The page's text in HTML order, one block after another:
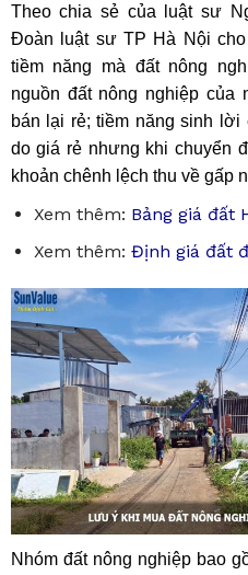
Theo chia sẻ của luật sư
Đoàn luật sư TP Hà Nội
tiềm năng mà đất nông
nguồn đất nông nghiệp của
bán lại rẻ; tiềm năng sinh
do giá rẻ nhưng khi chuyển
khoản chênh lệch thu về gấp
Xem thêm: Bảng giá đất
Xem thêm: Định giá đất
Nhóm đất nông nghiệp bao